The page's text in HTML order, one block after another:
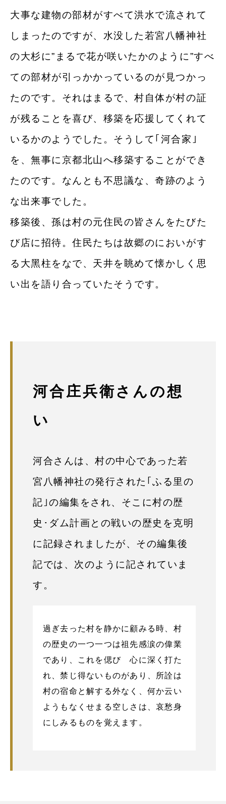
⼤事な建物の部材がすべて洪⽔で流されて
しまったのですが、⽔没した若宮⼋幡神社
の⼤杉に”まるで花が咲いたかのように”すべ
ての部材が引っかかっているのが⾒つかっ
たのです。それはまるで、村⾃体が村の証
が残ることを喜び、移築を応援してくれて
いるかのようでした。そうして｢河合家｣
を、無事に京都北⼭へ移築することができ
たのです。なんとも不思議な、奇跡のよう
な出来事でした。
移築後、孫は村の元住⺠の皆さんをたびた
び店に招待。住⺠たちは故郷のにおいがす
る⼤⿊柱をなで、天井を眺めて懐かしく思
い出を語り合っていたそうです。
河合庄兵衛さんの想
い
河合さんは、村の中心であった若
宮八幡神社の発行された｢ふる里の
記｣の編集をされ、そこに村の歴
史･ダム計画との戦いの歴史を克明
に記録されましたが、その編集後
記では、次のように記されていま
す。
過ぎ去った村を静かに顧みる時、村
の歴史の一つ一つは祖先感涙の偉業
であり、これを偲び 心に深く打た
れ、禁じ得ないものがあり、所詮は
村の宿命と解する外なく、何か云い
ようもなくせまる空しさは、哀愁身
にしみるものを覚えます。